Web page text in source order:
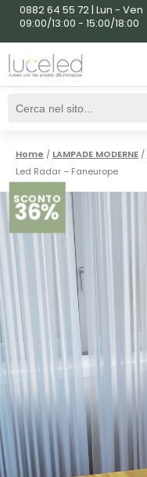
0882 64 55 72 | Lun - Ven
09:00/13:00 - 15:00/18:00
Home / LAMPADE MODERNE /
Led Radar – Faneurope
SCONTO
36%